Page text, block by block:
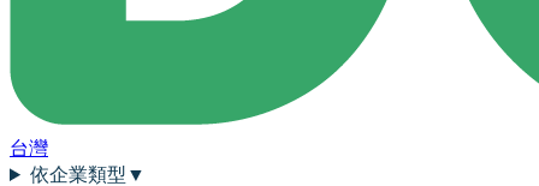
台灣
依企業類型 ▼